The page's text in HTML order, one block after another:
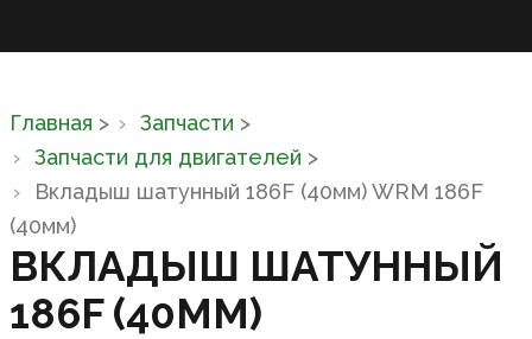
Главная > Запчасти >
Запчасти для двигателей >
Вкладыш шатунный 186F (40мм) WRM 186F
(40мм)
ВКЛАДЫШ ШАТУННЫЙ
186F (40ММ)